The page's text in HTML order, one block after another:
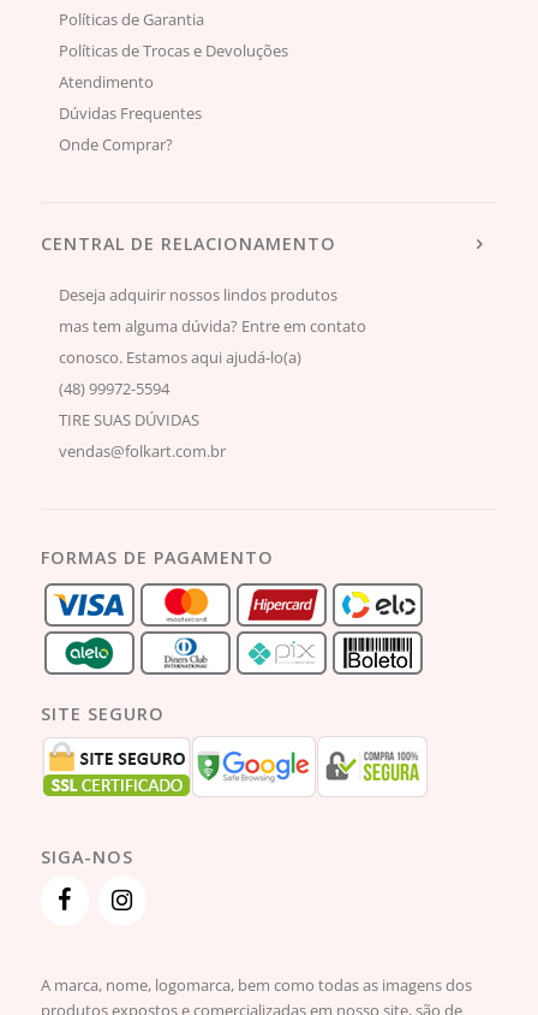
Políticas de Garantia
Políticas de Trocas e Devoluções
Atendimento
Dúvidas Frequentes
Onde Comprar?
CENTRAL DE RELACIONAMENTO
Deseja adquirir nossos lindos produtos
mas tem alguma dúvida? Entre em contato
conosco. Estamos aqui ajudá-lo(a)
(48) 99972-5594
TIRE SUAS DÚVIDAS
vendas@folkart.com.br
FORMAS DE PAGAMENTO
SITE SEGURO
SIGA-NOS
A marca, nome, logomarca, bem como todas as imagens dos